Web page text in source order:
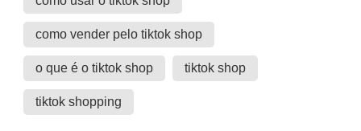
como vender pelo tiktok shop
o que é o tiktok shop tiktok shop
tiktok shopping